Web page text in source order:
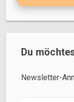
Du
Newsletter-